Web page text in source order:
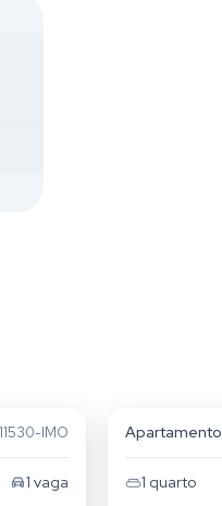
IMO
1 vaga
Apartamento
1 quarto